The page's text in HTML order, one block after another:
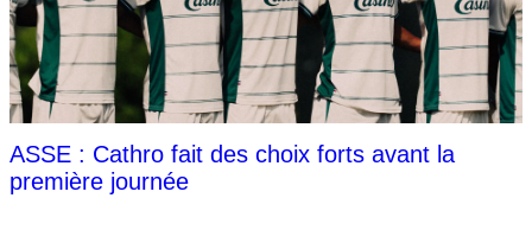
ASSE : Cathro fait des choix forts avant la
première journée